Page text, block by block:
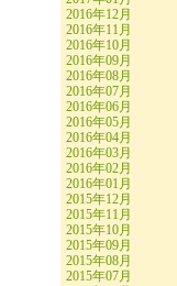
2016年12月
2016年11月
2016年10月
2016年09月
2016年08月
2016年07月
2016年06月
2016年05月
2016年04月
2016年03月
2016年02月
2016年01月
2015年12月
2015年11月
2015年10月
2015年09月
2015年08月
2015年07月